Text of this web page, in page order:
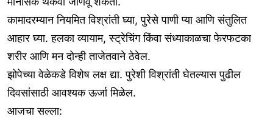
कामादरम्यान नियमित विश्रांती घ्या, पुरेसे पाणी प्या आणि संतुलित
आहार घ्या. हलका व्यायाम, स्ट्रेचिंग किंवा संध्याकाळचा फेरफटका
शरीर आणि मन दोन्ही ताजेतवाने ठेवेल.
झोपेच्या वेळेकडे विशेष लक्ष द्या. पुरेशी विश्रांती घेतल्यास पुढील
दिवसांसाठी आवश्यक ऊर्जा मिळेल.
आजचा सल्ला: